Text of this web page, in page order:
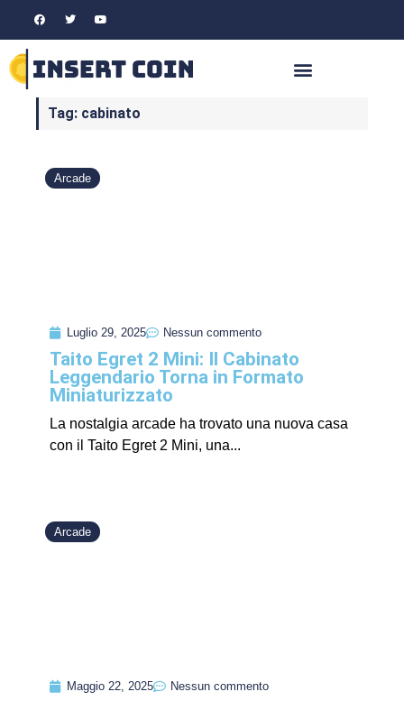
Tag: cabinato
Arcade
Luglio 29, 2025 Nessun commento
Taito Egret 2 Mini: Il Cabinato
Leggendario Torna in Formato
Miniaturizzato
La nostalgia arcade ha trovato una nuova casa
con il Taito Egret 2 Mini, una...
Arcade
Maggio 22, 2025 Nessun commento